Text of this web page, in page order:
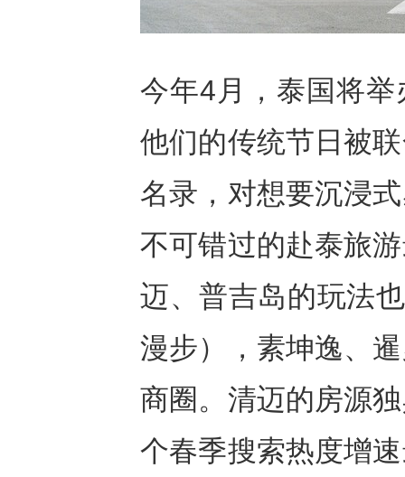
今年4月，泰国将
他们的传统节日被
名录，对想要沉浸
不可错过的赴泰旅
迈、普吉岛的玩法
漫步），素坤逸、
商圈。清迈的房源
个春季搜索热度增